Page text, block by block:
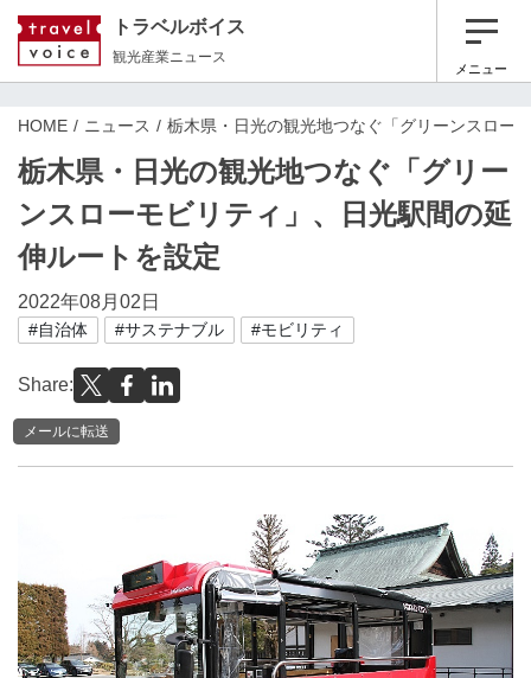
トラベルボイス
観光産業ニュース
メニュー
HOME ニュース 栃木県・日光の観光地つなぐ「グリーンスロー
栃木県・日光の観光地つなぐ「グリー
ンスローモビリティ」、日光駅間の延
伸ルートを設定
2022年08月02日
#自治体 #サステナブル #モビリティ
Share:
メールに転送